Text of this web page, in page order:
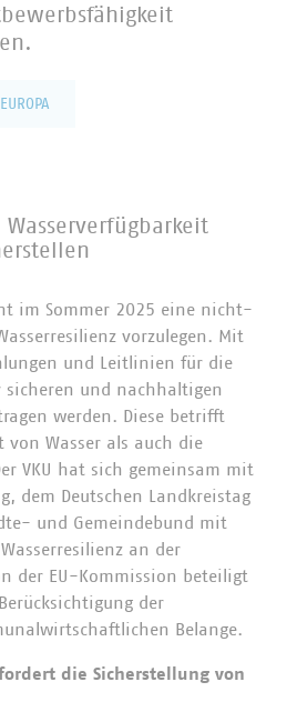
im Sommer 2025 eine nicht-
vorzulegen. Mit
und Leitlinien für die
und nachhaltigen
werden. Diese betrifft
von Wasser als auch die
VKU hat sich gemeinsam mit
dem Deutschen Landkreistag
und Gemeindebund mit
an der
der EU-Kommission beteiligt
der
Belange.
die Sicherstellung von